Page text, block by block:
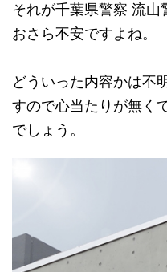
それが千葉県警察 流山
おさら不安ですよね。
どういった内容かは不
すので心当たりが無く
でしょう。